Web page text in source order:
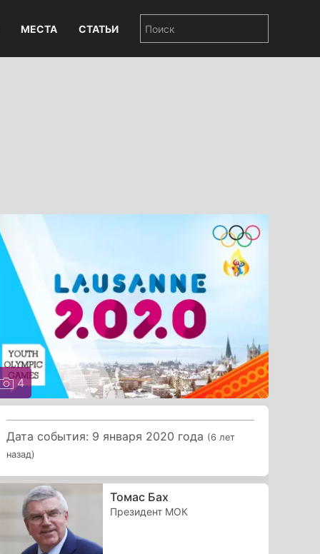
МЕСТА СТАТЬИ
4
Дата события: 9 января 2020 года (6 лет
назад)
Томас Бах
Президент МОК